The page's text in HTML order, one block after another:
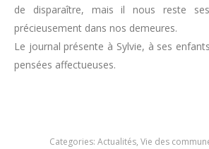
de disparaître, mais il nous reste
précieusement dans nos demeures.
Le journal présente à Sylvie, à ses
pensées affectueuses.
Categories: Actualités, Vie des